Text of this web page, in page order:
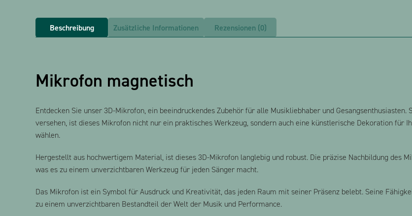
Beschreibung Zusätzliche Informationen Rezensionen (0)
Mikrofon magnetisch
Entdecken Sie unser 3D-Mikrofon, ein beeindruckendes Zubehör für alle Musikliebhaber und
versehen, ist dieses Mikrofon nicht nur ein praktisches Werkzeug, sondern auch eine künstlerische Dekoration für
wählen.
Hergestellt aus hochwertigem Material, ist dieses 3D-Mikrofon langlebig und robust. Die präzise Nachbildung des
was es zu einem unverzichtbaren Werkzeug für jeden Sänger macht.
Das Mikrofon ist ein Symbol für Ausdruck und Kreativität, das jeden Raum mit seiner Präsenz belebt. Seine
zu einem unverzichtbaren Bestandteil der Welt der Musik und Performance.